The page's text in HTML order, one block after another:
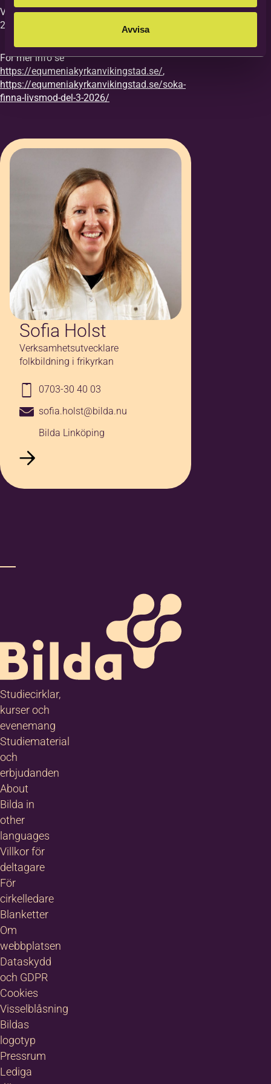
Avvisa
Vi vill ha din anmälan till kursen senast
27/8.
För mer info se
https://equmeniakyrkanvikingstad.se/,
https://equmeniakyrkanvikingstad.se/soka-
finna-livsmod-del-3-2026/
Sofia Holst
Verksamhetsutvecklare
folkbildning i frikyrkan
0703-30 40 03
sofia.holst@bilda.nu
Bilda Linköping
Studiecirklar,
kurser och
evenemang
Studiematerial
och
erbjudanden
About
Bilda in
other
languages
Villkor för
deltagare
För
cirkelledare
Blanketter
Om
webbplatsen
Dataskydd
och GDPR
Cookies
Visselblåsning
Bildas
logotyp
Pressrum
Lediga